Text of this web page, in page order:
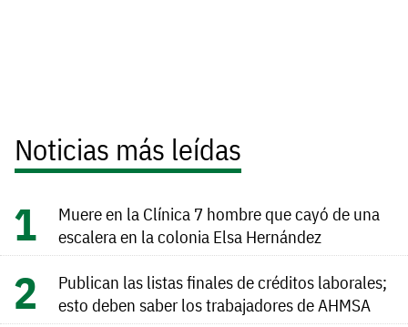
Noticias más leídas
Muere en la Clínica 7 hombre que cayó de una
escalera en la colonia Elsa Hernández
Publican las listas finales de créditos laborales;
esto deben saber los trabajadores de AHMSA